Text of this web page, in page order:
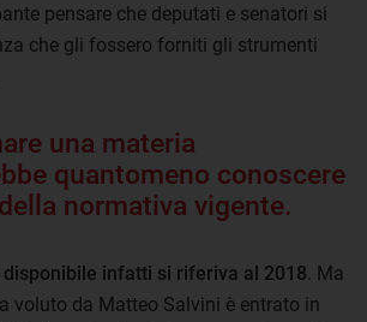
pensare che deputati e senatori si
che gli fossero forniti gli strumenti
una materia
quantomeno conoscere
normativa vigente.
disponibile infatti si riferiva al 2018 . Ma
voluto da Matteo Salvini è entrato in